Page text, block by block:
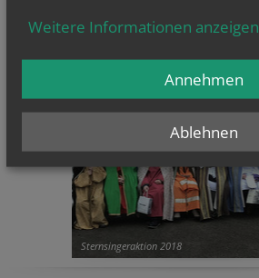
CHRONIK
Sternsingeraktion 2018
Weitere Informationen anzeigen
Ablehnen
Annehmen